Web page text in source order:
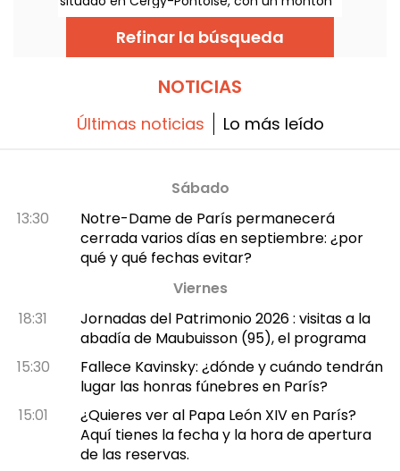
de actividades para elegir. Paintball, parque
de camas elásticas, lucha de sumo, fútbol
sala o fútbol en burbujas: ¡lo pasarás en
grande!
Refinar la búsqueda
NOTICIAS
Últimas noticias Lo más leído
Sábado
13:30
Notre-Dame de París permanecerá
cerrada varios días en septiembre: ¿por
qué y qué fechas evitar?
Viernes
18:31
Jornadas del Patrimonio 2026 : visitas a la
abadía de Maubuisson (95), el programa
15:30
Fallece Kavinsky: ¿dónde y cuándo tendrán
lugar las honras fúnebres en París?
15:01
¿Quieres ver al Papa León XIV en París?
Aquí tienes la fecha y la hora de apertura
de las reservas.